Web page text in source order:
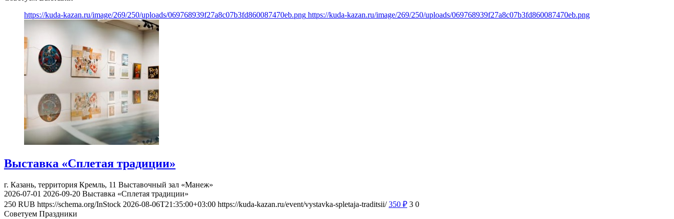
https://kuda-kazan.ru/image/269/250/uploads/069768939f27a8c07b3fd860087470eb.png https://kuda-kazan.ru/image/269/250/uploads/069768939f27a8c07b3fd860087470eb.png
Выставка «Сплетая традиции»
г. Казань, территория Кремль, 11 Выставочный зал «Манеж»
2026-07-01 2026-09-20 Выставка «Сплетая традиции»
250 RUB https://schema.org/InStock 2026-08-06T21:35:00+03:00 https://kuda-kazan.ru/event/vystavka-spletaja-traditsii/ 350 ₽ 3 0
Советуем Праздники